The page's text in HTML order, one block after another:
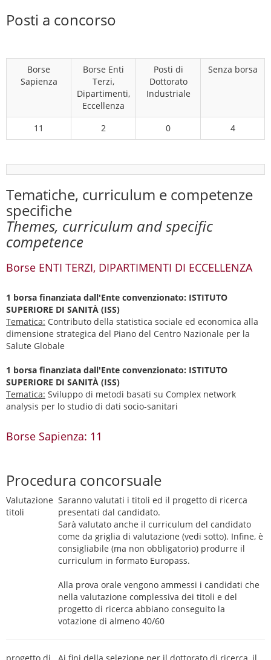
Posti a concorso
Borse
Sapienza
Borse Enti
Terzi,
Dipartimenti,
Eccellenza
Posti di
Dottorato
Industriale
Senza borsa
11 2 0 4
Tematiche, curriculum e competenze
specifiche
Themes, curriculum and specific
competence
Borse ENTI TERZI, DIPARTIMENTI DI ECCELLENZA
1 borsa finanziata dall'Ente convenzionato: ISTITUTO
SUPERIORE DI SANITÀ (ISS)
Tematica: Contributo della statistica sociale ed economica alla
dimensione strategica del Piano del Centro Nazionale per la
Salute Globale
1 borsa finanziata dall'Ente convenzionato: ISTITUTO
SUPERIORE DI SANITÀ (ISS)
Tematica: Sviluppo di metodi basati su Complex network
analysis per lo studio di dati socio-sanitari
Borse Sapienza: 11
Procedura concorsuale
Valutazione
titoli
Saranno valutati i titoli ed il progetto di ricerca
presentati dal candidato.
Sarà valutato anche il curriculum del candidato
come da griglia di valutazione (vedi sotto). Infine, è
consigliabile (ma non obbligatorio) produrre il
curriculum in formato Europass.
Alla prova orale vengono ammessi i candidati che
nella valutazione complessiva dei titoli e del
progetto di ricerca abbiano conseguito la
votazione di almeno 40/60